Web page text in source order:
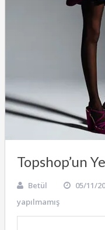
Topshop’un
Betül 05/11/
yapılmamış